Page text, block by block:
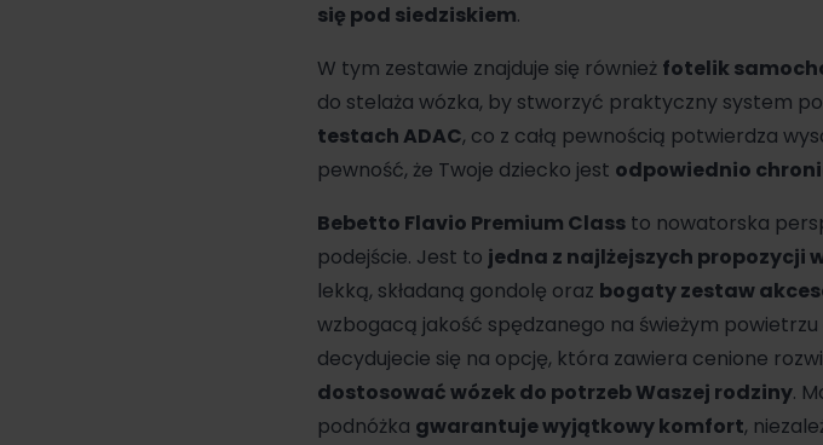
się pod siedziskiem.
W tym zestawie znajduje się również fotelik
do stelaża wózka, by stworzyć praktyczny system
testach ADAC, co z całą pewnością potwierdza
pewność, że Twoje dziecko jest odpowiednio
Bebetto Flavio Premium Class to nowatorska
podejście. Jest to jedna z najlżejszych propozycji
lekką, składaną gondolę oraz bogaty zestaw
wzbogacą jakość spędzanego na świeżym powietrzu
decydujecie się na opcję, która zawiera cenione
dostosować wózek do potrzeb Waszej rodziny.
podnóżka gwarantuje wyjątkowy komfort,